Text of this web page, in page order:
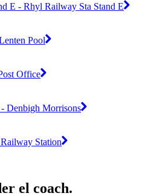
E - Rhyl Railway Sta Stand E
Pool
Office
Denbigh Morrisons
Station
el coach.